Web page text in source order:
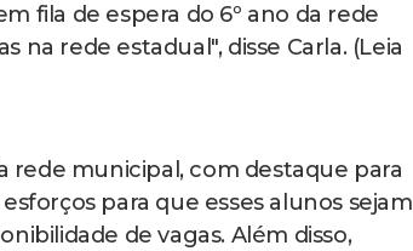
fila de espera do 6º ano da rede
na rede estadual", disse Carla. (Leia
municipal, com destaque para
para que esses alunos sejam
de vagas. Além disso,